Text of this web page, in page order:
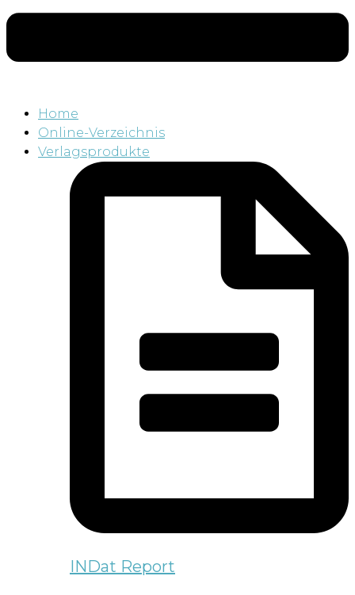
Home
Online-Verzeichnis
Verlagsprodukte
INDat Report